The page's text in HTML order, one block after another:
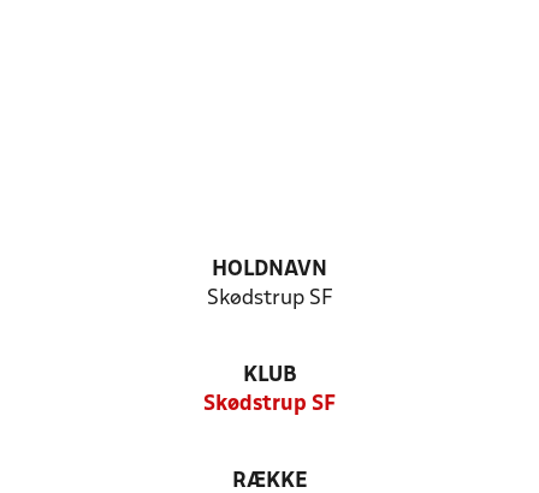
HOLDNAVN
Skødstrup SF
KLUB
Skødstrup SF
RÆKKE